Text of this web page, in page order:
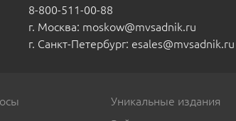
8-800-511-00-88
г. Москва: moskow@mvsadnik.ru
г. Санкт-Петербург: esales@mvsadnik.ru
Уникальные издания